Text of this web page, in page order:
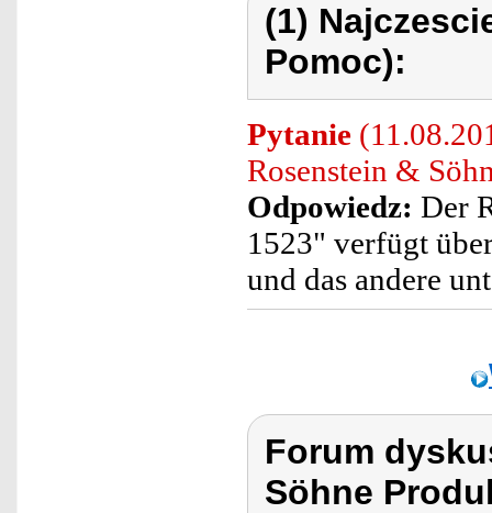
(1)
Pomoc):
Pytanie
Rosenstein &
Odpowiedz: Der
1523" verfügt
und das andere
Forum
Söhne